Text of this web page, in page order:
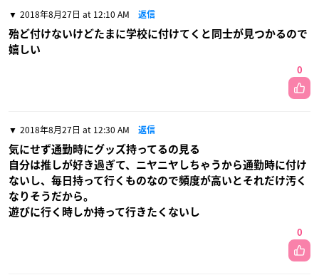
2018年8月27日 at 12:10 AM 返信
殆ど付けないけどたまに学校に付けてくと同士が見つかるので
嬉しい
0
2018年8月27日 at 12:30 AM 返信
気にせず通勤時にグッズ持ってるの見る
自分は推しが好き過ぎて、ニヤニヤしちゃうから通勤時に付け
ないし、毎日持って行くものなので頻度が高いとそれだけ汚く
なりそうだから。
遊びに行く時しか持って行きたくないし
0